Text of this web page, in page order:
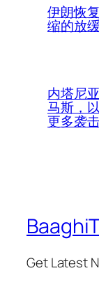
伊朗恢
缩的放
内塔尼
马斯，
更多袭
Get Latest